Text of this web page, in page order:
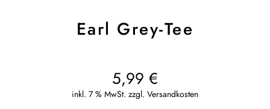
Earl Grey-Tee
5,99 €
inkl. 7 % MwSt. zzgl. Versandkosten